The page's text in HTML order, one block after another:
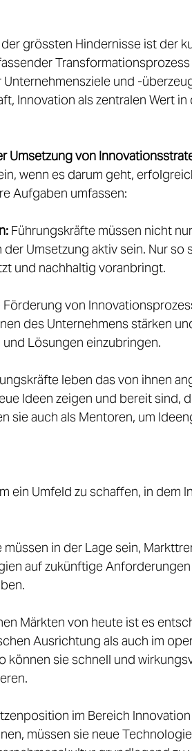
grössten Hindernisse ist der
und -
Innovation als zentralen Wert in
Umsetzung von
wenn es darum geht,
Aufgaben umfassen:
Führungskräfte müssen nicht
Umsetzung aktiv sein. Nur so
und nachhaltig voranbringt.
von
des Unternehmens stärken
Lösungen einzubringen.
leben das von ihnen
Ideen zeigen und bereit sind,
auch als Mentoren, um
ein Umfeld zu schaffen, in dem
müssen in der Lage sein,
auf zukünftige
Märkten von heute ist es
Ausrichtung als auch im
können sie schnell und
im Bereich Innovation
müssen sie neue